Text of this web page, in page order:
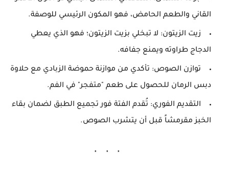
القاني والطعم الحامض، فهو المكون الرئيسي للوصفة.
زيت الزيتون: لا تبخلي بزيت الزيتون؛ فهو الذي يعطي
الدجاج طراوته ويمنع جفافه.
توازن الصوص: تأكدي من موازنة حموضة الزبادي مع حلاوة
دبس الرمان للحصول على طعم "متفجر" في الفم.
التقديم الفوري: تُقدم الفتة فور تجميع الطبق لضمان بقاء
الخبز مقرمشاً قبل أن يتشرب الصوص.